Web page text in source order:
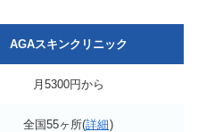
AGAスキンクリニック
月5300円から
全国55ヶ所(詳細)